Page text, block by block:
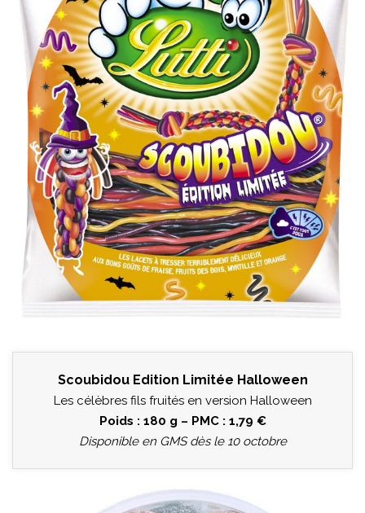
Scoubidou Edition Limitée Halloween
Les célèbres fils fruités en version Halloween
Poids : 180 g – PMC : 1,79 €
Disponible en GMS dès le 10 octobre